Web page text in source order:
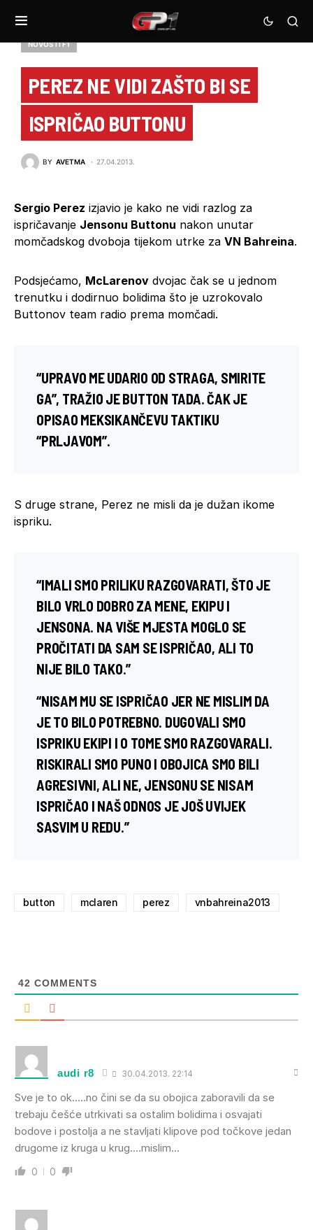
NOVOSTI F1
PEREZ NE VIDI ZAŠTO BI SE
ISPRIČAO BUTTONU
BY AVETMA 27.04.2013.
Sergio Perez izjavio je kako ne vidi razlog za
ispričavanje Jensonu Buttonu nakon unutar
momčadskog dvoboja tijekom utrke za VN Bahreina.
Podsjećamo, McLarenov dvojac čak se u jednom
trenutku i dodirnuo bolidima što je uzrokovalo
Buttonov team radio prema momčadi.
“UPRAVO ME UDARIO OD STRAGA, SMIRITE
GA”, TRAŽIO JE BUTTON TADA. ČAK JE
OPISAO MEKSIKANČEVU TAKTIKU
“PRLJAVOM”.
S druge strane, Perez ne misli da je dužan ikome
ispriku.
“IMALI SMO PRILIKU RAZGOVARATI, ŠTO JE
BILO VRLO DOBRO ZA MENE, EKIPU I
JENSONA. NA VIŠE MJESTA MOGLO SE
PROČITATI DA SAM SE ISPRIČAO, ALI TO
NIJE BILO TAKO.”
“NISAM MU SE ISPRIČAO JER NE MISLIM DA
JE TO BILO POTREBNO. DUGOVALI SMO
ISPRIKU EKIPI I O TOME SMO RAZGOVARALI.
RISKIRALI SMO PUNO I OBOJICA SMO BILI
AGRESIVNI, ALI NE, JENSONU SE NISAM
ISPRIČAO I NAŠ ODNOS JE JOŠ UVIJEK
SASVIM U REDU.”
button mclaren perez vnbahreina2013
42 COMMENTS
audi r8 30.04.2013. 22:14
Sve je to ok…..no čini se da su obojica zaboravili da se
trebaju češće utrkivati sa ostalim bolidima i osvajati
bodove i postolja a ne stavljati klipove pod točkove jedan
drugome iz kruga u krug….mislim…
0 0